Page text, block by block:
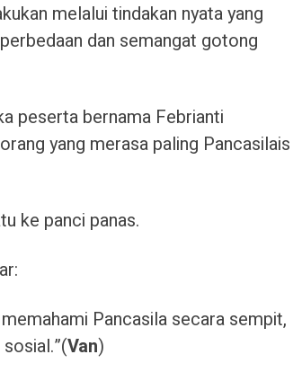
melalui tindakan nyata yang
dan semangat gotong
peserta bernama Febrianti
yang merasa paling Pancasilais
ke panci panas.
Pancasila secara sempit,
Van)